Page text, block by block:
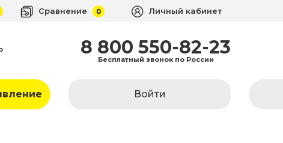
Сравнение 0 Личный кабинет
8 800 550-82-23
Бесплатный звонок по России
Войти